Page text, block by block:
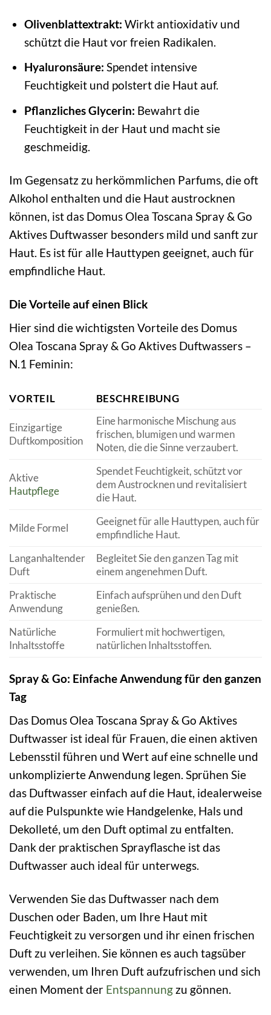
Olivenblattextrakt: Wirkt antioxidativ und
schützt die Haut vor freien Radikalen.
Hyaluronsäure: Spendet intensive
Feuchtigkeit und polstert die Haut auf.
Pflanzliches Glycerin: Bewahrt die
Feuchtigkeit in der Haut und macht sie
geschmeidig.
Im Gegensatz zu herkömmlichen Parfums, die oft
Alkohol enthalten und die Haut austrocknen
können, ist das Domus Olea Toscana Spray & Go
Aktives Duftwasser besonders mild und sanft zur
Haut. Es ist für alle Hauttypen geeignet, auch für
empfindliche Haut.
Die Vorteile auf einen Blick
Hier sind die wichtigsten Vorteile des Domus
Olea Toscana Spray & Go Aktives Duftwassers –
N.1 Feminin:
VORTEIL BESCHREIBUNG
Einzigartige
Duftkomposition
Eine harmonische Mischung aus
frischen, blumigen und warmen
Noten, die die Sinne verzaubert.
Aktive
Hautpflege
Spendet Feuchtigkeit, schützt vor
dem Austrocknen und revitalisiert
die Haut.
Milde Formel
Geeignet für alle Hauttypen, auch für
empfindliche Haut.
Langanhaltender
Duft
Begleitet Sie den ganzen Tag mit
einem angenehmen Duft.
Praktische
Anwendung
Einfach aufsprühen und den Duft
genießen.
Natürliche
Inhaltsstoffe
Formuliert mit hochwertigen,
natürlichen Inhaltsstoffen.
Spray & Go: Einfache Anwendung für den ganzen
Tag
Das Domus Olea Toscana Spray & Go Aktives
Duftwasser ist ideal für Frauen, die einen aktiven
Lebensstil führen und Wert auf eine schnelle und
unkomplizierte Anwendung legen. Sprühen Sie
das Duftwasser einfach auf die Haut, idealerweise
auf die Pulspunkte wie Handgelenke, Hals und
Dekolleté, um den Duft optimal zu entfalten.
Dank der praktischen Sprayflasche ist das
Duftwasser auch ideal für unterwegs.
Verwenden Sie das Duftwasser nach dem
Duschen oder Baden, um Ihre Haut mit
Feuchtigkeit zu versorgen und ihr einen frischen
Duft zu verleihen. Sie können es auch tagsüber
verwenden, um Ihren Duft aufzufrischen und sich
einen Moment der Entspannung zu gönnen.